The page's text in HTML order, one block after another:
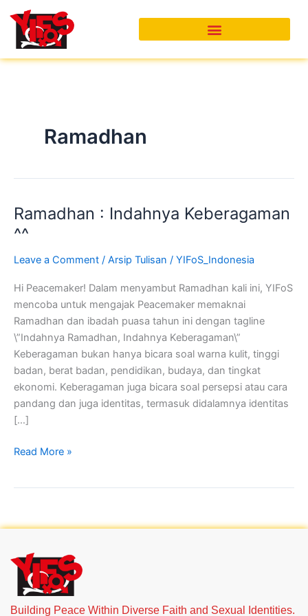
content
Ramadhan
Ramadhan : Indahnya Keberagaman
^^
Leave a Comment / Arsip Tulisan / YIFoS_Indonesia
Hi Peacemaker! Dalam menyambut Ramadhan kali ini, YIFoS
mencoba untuk mengajak Peacemaker memaknai
Ramadhan dan ibadah puasa tahun ini dengan tagline
\”Indahnya Ramadhan, Indahnya Keberagaman\”
Keberagaman bukan hanya bicara soal warna kulit, tinggi
badan, berat badan, pendidikan, budaya, dan tingkat
ekonomi. Keberagaman juga bicara soal persepsi atau cara
pandang dan juga identitas, termasuk didalamnya identitas
[…]
Ramadhan
:
Keberagaman
Read More »
Building Peace Within Diverse Faith and Sexual Identities.